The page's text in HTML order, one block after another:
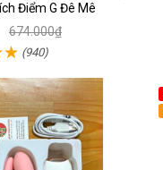
Điểm G Đê Mê
674.000₫
(940)